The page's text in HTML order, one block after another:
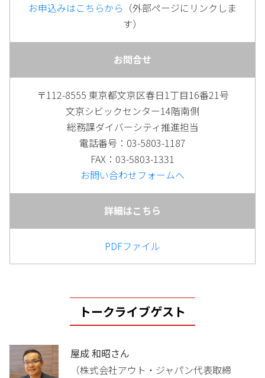
お申込みはこちらから （外部ページにリンクしま
す）
お問合せ
〒112-8555 東京都文京区春日1丁目16番21号
文京シビックセンター14階南側
総務課ダイバーシティ推進担当
電話番号：03-5803-1187
FAX：03-5803-1331
お問い合わせフォームへ
詳細はこちら
PDFファイル
トークライブゲスト
屋成 和昭さん
（株式会社アウト・ジャパン代表取締